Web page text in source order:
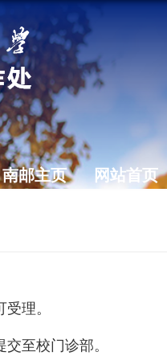
南邮主页 网站首页
理。
交至校门诊部。